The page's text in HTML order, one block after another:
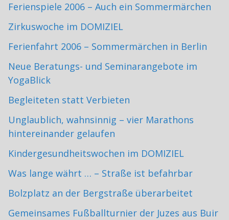
Ferienspiele 2006 – Auch ein Sommermärchen
Zirkuswoche im DOMIZIEL
Ferienfahrt 2006 – Sommermärchen in Berlin
Neue Beratungs- und Seminarangebote im
YogaBlick
Begleiteten statt Verbieten
Unglaublich, wahnsinnig – vier Marathons
hintereinander gelaufen
Kindergesundheitswochen im DOMIZIEL
Was lange währt … – Straße ist befahrbar
Bolzplatz an der Bergstraße überarbeitet
Gemeinsames Fußballturnier der Juzes aus Buir